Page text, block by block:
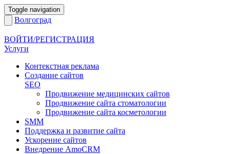
Toggle navigation
Волгоград
ВОЙТИ/РЕГИСТРАЦИЯ
Услуги
Контекстная реклама
Создание сайтов
SEO
Продвижение медицинских сайтов
Продвижение сайта стоматологии
Продвижение сайта косметологии
SMM
Поддержка и развитие сайта
Ускорение сайтов
Внедрение AmoCRM